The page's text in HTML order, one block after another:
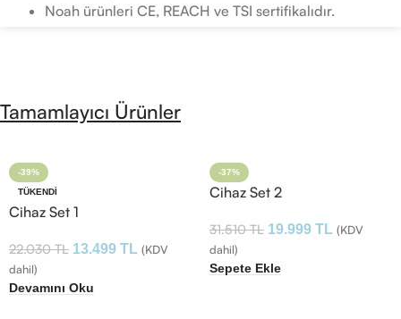
Noah ürünleri CE, REACH ve TSI sertifikalıdır.
Tamamlayıcı Ürünler
-39%
TÜKENDI
Cihaz Set 1
22.030TL 13.499 TL (KDV
dahil)
Devamını Oku
-37%
Cihaz Set 2
31.510TL 19.999 TL (KDV
dahil)
Sepete Ekle